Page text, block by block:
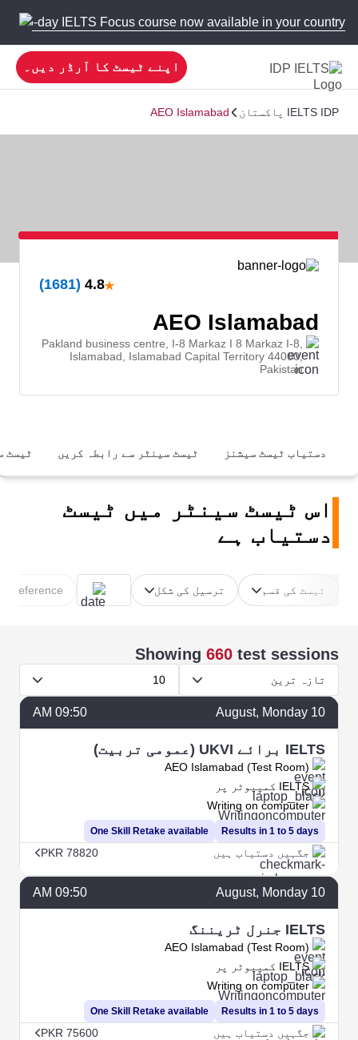
5-day IELTS Focus course now available in your country!
اپنے ٹیسٹ کا آرڈر دیں۔
IELTS IDP پاکستان AEO Islamabad
★
4.8
(1681)
AEO Islamabad
Pakland business centre, I-8 Markaz I 8 Markaz I-8,
Islamabad, Islamabad Capital Territory 44000,
Pakistan
دستیاب ٹیسٹ سیشنز ٹیسٹ سینٹر سے رابطہ کریں ٹیسٹ
اس ٹیسٹ سینٹر میں ٹیسٹ
دستیاب ہے
ٹیسٹ کی قسم ترسیل کی شکل Preference
Showing 660 test sessions
تازہ ترین 10
10
August, Monday
09:50 AM
IELTS برائے UKVI (عمومی تربیت)
AEO Islamabad (Test Room)
Results in 1 to 5 days
IELTS کمپیوٹر پر
Writing on computer
One Skill Retake available
جگہیں دستیاب ہیں PKR 78820
10
August, Monday
09:50 AM
IELTS جنرل ٹریننگ
AEO Islamabad (Test Room)
Results in 1 to 5 days
IELTS کمپیوٹر پر
Writing on computer
One Skill Retake available
جگہیں دستیاب ہیں PKR 75600